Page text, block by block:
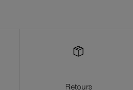
Retours